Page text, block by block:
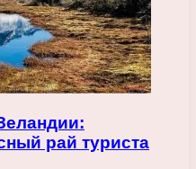
рай туриста